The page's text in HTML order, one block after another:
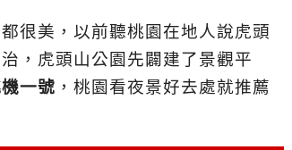
很美，以前聽桃園在地人說虎頭
，虎頭山公園先闢建了景觀平
一號 ，桃園看夜景好去處就推薦